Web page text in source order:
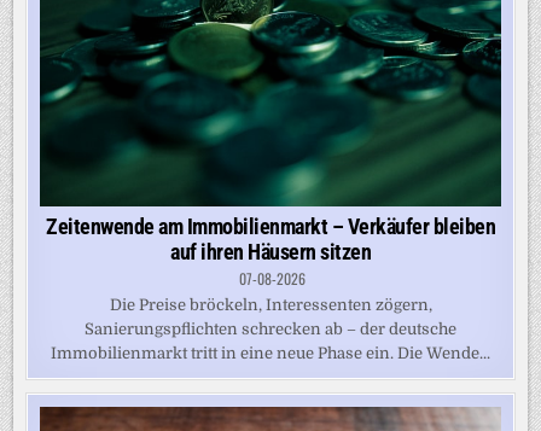
Zeitenwende am Immobilienmarkt – Verkäufer bleiben
auf ihren Häusern sitzen
07-08-2026
Die Preise bröckeln, Interessenten zögern,
Sanierungspflichten schrecken ab – der deutsche
Immobilienmarkt tritt in eine neue Phase ein. Die Wende...